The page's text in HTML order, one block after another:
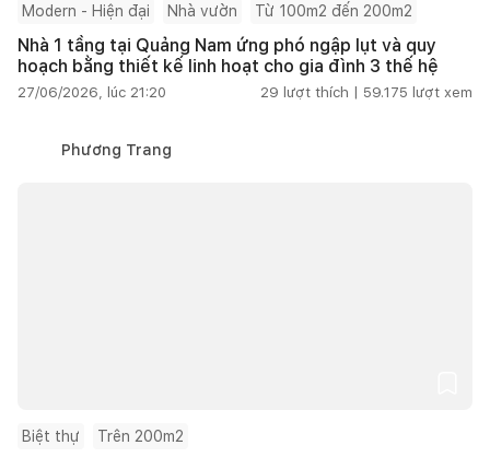
Modern - Hiện đại Nhà vườn Từ 100m2 đến 200m2
Nhà 1 tầng tại Quảng Nam ứng phó ngập lụt và quy
hoạch bằng thiết kế linh hoạt cho gia đình 3 thế hệ
27/06/2026, lúc 21:20 29 lượt thích | 59.175 lượt xem
Phương Trang
Biệt thự Trên 200m2